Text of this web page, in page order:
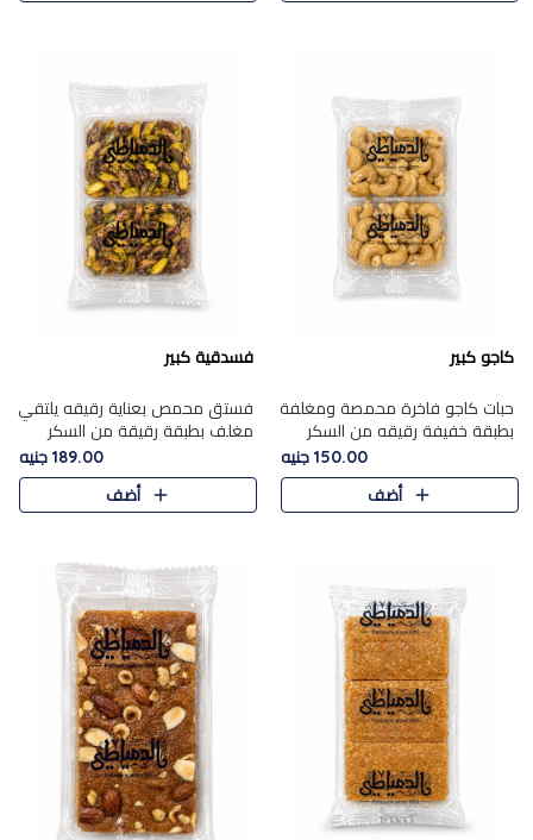
كاجو كبير
حبات كاجو فاخرة محمصة ومغلفة
بطبقة خفيفة رقيقه من السكر
المكرمل، تجمع بين توازن النعومة
زبدية غنية فاخرة والقرمشة
المرضية في حلوى شرقية بطاب..
150.00 جنيه
أضف
فسدقية كبير
فستق محمص بعناية رقيقه يلتقي
مغلف بطبقة رقيقة من السكر
المكرمل، ليقدم مذاقًا فاخرًا حلوي
شرقية فاخرة ونكهة غنية ناتي تميز
كل قطعة و قوام هش
189.00 جنيه
أضف